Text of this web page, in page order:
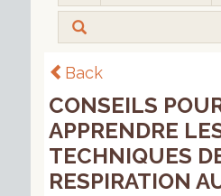
Back
CONSEILS
APPRENDRE
TECHNIQUES
RESPIRATION